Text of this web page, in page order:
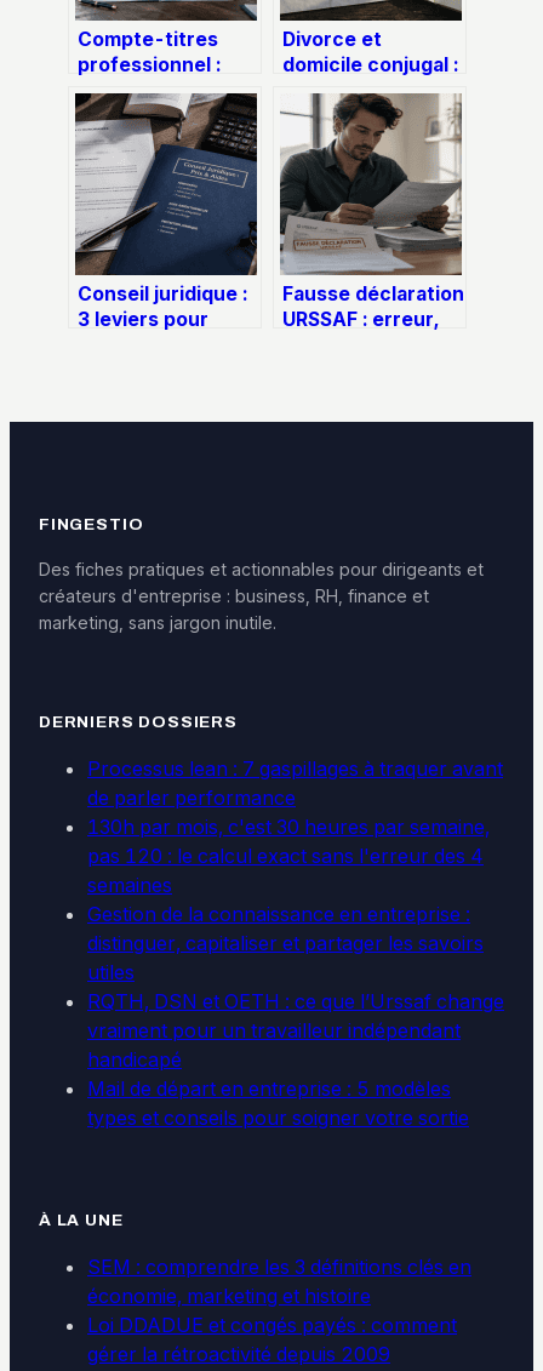
Compte-titres
professionnel :
comment valoriser
vos excédents
sans bloquer votre
capital
Divorce et
domicile conjugal :
comment gérer
l’indemnité
d’occupation et le
crédit en cours ?
Conseil juridique :
3 leviers pour
votre budget
Fausse déclaration
URSSAF : erreur,
pour votre auto-
FINGESTIO
Des fiches pratiques et actionnables pour dirigeants et
créateurs d'entreprise : business, RH, finance et
marketing, sans jargon inutile.
DERNIERS DOSSIERS
Processus lean : 7 gaspillages à traquer avant
de parler performance
130h par mois, c'est 30 heures par semaine,
pas 120 : le calcul exact sans l'erreur des 4
semaines
Gestion de la connaissance en entreprise :
distinguer, capitaliser et partager les savoirs
utiles
RQTH, DSN et OETH : ce que l’Urssaf change
vraiment pour un travailleur indépendant
handicapé
Mail de départ en entreprise : 5 modèles
types et conseils pour soigner votre sortie
À LA UNE
SEM : comprendre les 3 définitions clés en
économie, marketing et histoire
Loi DDADUE et congés payés : comment
gérer la rétroactivité depuis 2009